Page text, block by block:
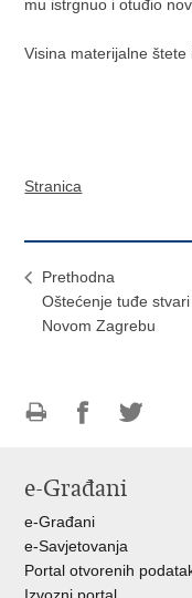
mu istrgnuo i otuđio
Visina materijalne štete
Stranica
Prethodna
Oštećenje tuđe stvari
Novom Zagrebu
FacebookuTwitteru
e-Građani
e-Građani
e-Savjetovanja
Portal otvorenih